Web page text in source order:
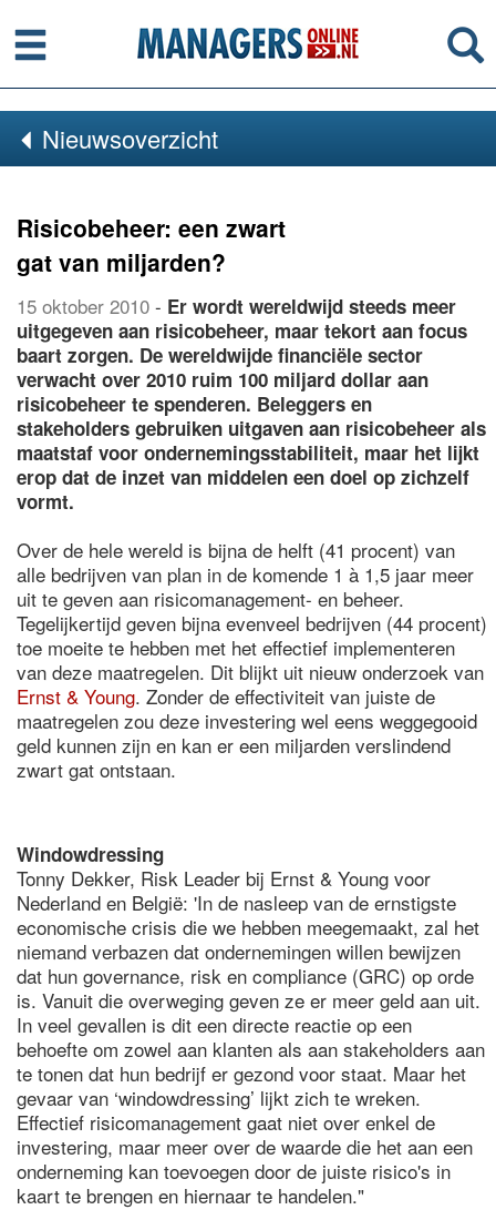
Menu
Nieuwsoverzicht
Risicobeheer: een zwart
gat van miljarden?
15 oktober 2010 - Er wordt wereldwijd steeds meer
uitgegeven aan risicobeheer, maar tekort aan focus
baart zorgen. De wereldwijde financiële sector
verwacht over 2010 ruim 100 miljard dollar aan
risicobeheer te spenderen. Beleggers en
stakeholders gebruiken uitgaven aan risicobeheer als
maatstaf voor ondernemingsstabiliteit, maar het lijkt
erop dat de inzet van middelen een doel op zichzelf
vormt.
Over de hele wereld is bijna de helft (41 procent) van
alle bedrijven van plan in de komende 1 à 1,5 jaar meer
uit te geven aan risicomanagement- en beheer.
Tegelijkertijd geven bijna evenveel bedrijven (44 procent)
toe moeite te hebben met het effectief implementeren
van deze maatregelen. Dit blijkt uit nieuw onderzoek van
Ernst & Young. Zonder de effectiviteit van juiste de
maatregelen zou deze investering wel eens weggegooid
geld kunnen zijn en kan er een miljarden verslindend
zwart gat ontstaan.
Windowdressing
Tonny Dekker, Risk Leader bij Ernst & Young voor
Nederland en België: 'In de nasleep van de ernstigste
economische crisis die we hebben meegemaakt, zal het
niemand verbazen dat ondernemingen willen bewijzen
dat hun governance, risk en compliance (GRC) op orde
is. Vanuit die overweging geven ze er meer geld aan uit.
In veel gevallen is dit een directe reactie op een
behoefte om zowel aan klanten als aan stakeholders aan
te tonen dat hun bedrijf er gezond voor staat. Maar het
gevaar van ‘windowdressing’ lijkt zich te wreken.
Effectief risicomanagement gaat niet over enkel de
investering, maar meer over de waarde die het aan een
onderneming kan toevoegen door de juiste risico's in
kaart te brengen en hiernaar te handelen."